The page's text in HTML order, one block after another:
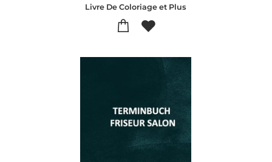
Livre De Coloriage et Plus